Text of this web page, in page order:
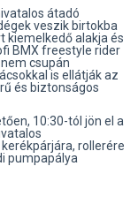
átadó
veszik birtokba
kiemelkedő alakja és
BMX freestyle rider
csupán
is ellátják az
és biztonságos
10:30-tól jön el a
rollerére
pumpapálya